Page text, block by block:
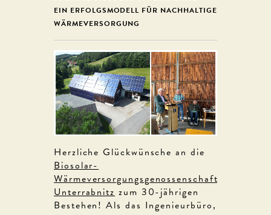
EIN ERFOLGSMODELL FÜR NACHHALTIGE
WÄRMEVERSORGUNG
Herzliche Glückwünsche an die
Biosolar-
Wärmeversorgungsgenossenschaft
Unterrabnitz zum 30-jährigen
Bestehen! Als das Ingenieurbüro,